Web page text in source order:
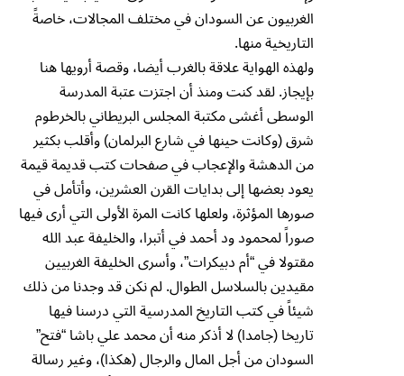
الغربيون عن السودان في مختلف المجالات، خاصةً
التاريخية منها.
ولهذه الهواية علاقة بالغرب أيضا، وقصة أرويها هنا
بإيجاز. لقد كنت ومنذ أن اجتزت عتبة المدرسة
الوسطى أغشى مكتبة المجلس البريطاني بالخرطوم
شرق (وكانت حينها في شارع البرلمان) وأقلب بكثير
من الدهشة والإعجاب في صفحات كتب قديمة قيمة
يعود بعضها إلى بدايات القرن العشرين، وأتأمل في
صورها المؤثرة، ولعلها كانت المرة الأولى التي أرى فيها
صوراً لمحمود ود أحمد في أتبرا، والخليفة عبد الله
مقتولا في “أم دبيكرات”، وأسرى الخليفة الغربيين
مقيدين بالسلاسل الطوال. لم نكن قد وجدنا من ذلك
شيئاً في كتب التاريخ المدرسية التي درسنا فيها
تاريخا (جامدا) لا أذكر منه أن محمد علي باشا “فتح”
السودان من أجل المال والرجال (هكذا)، وغير رسالة